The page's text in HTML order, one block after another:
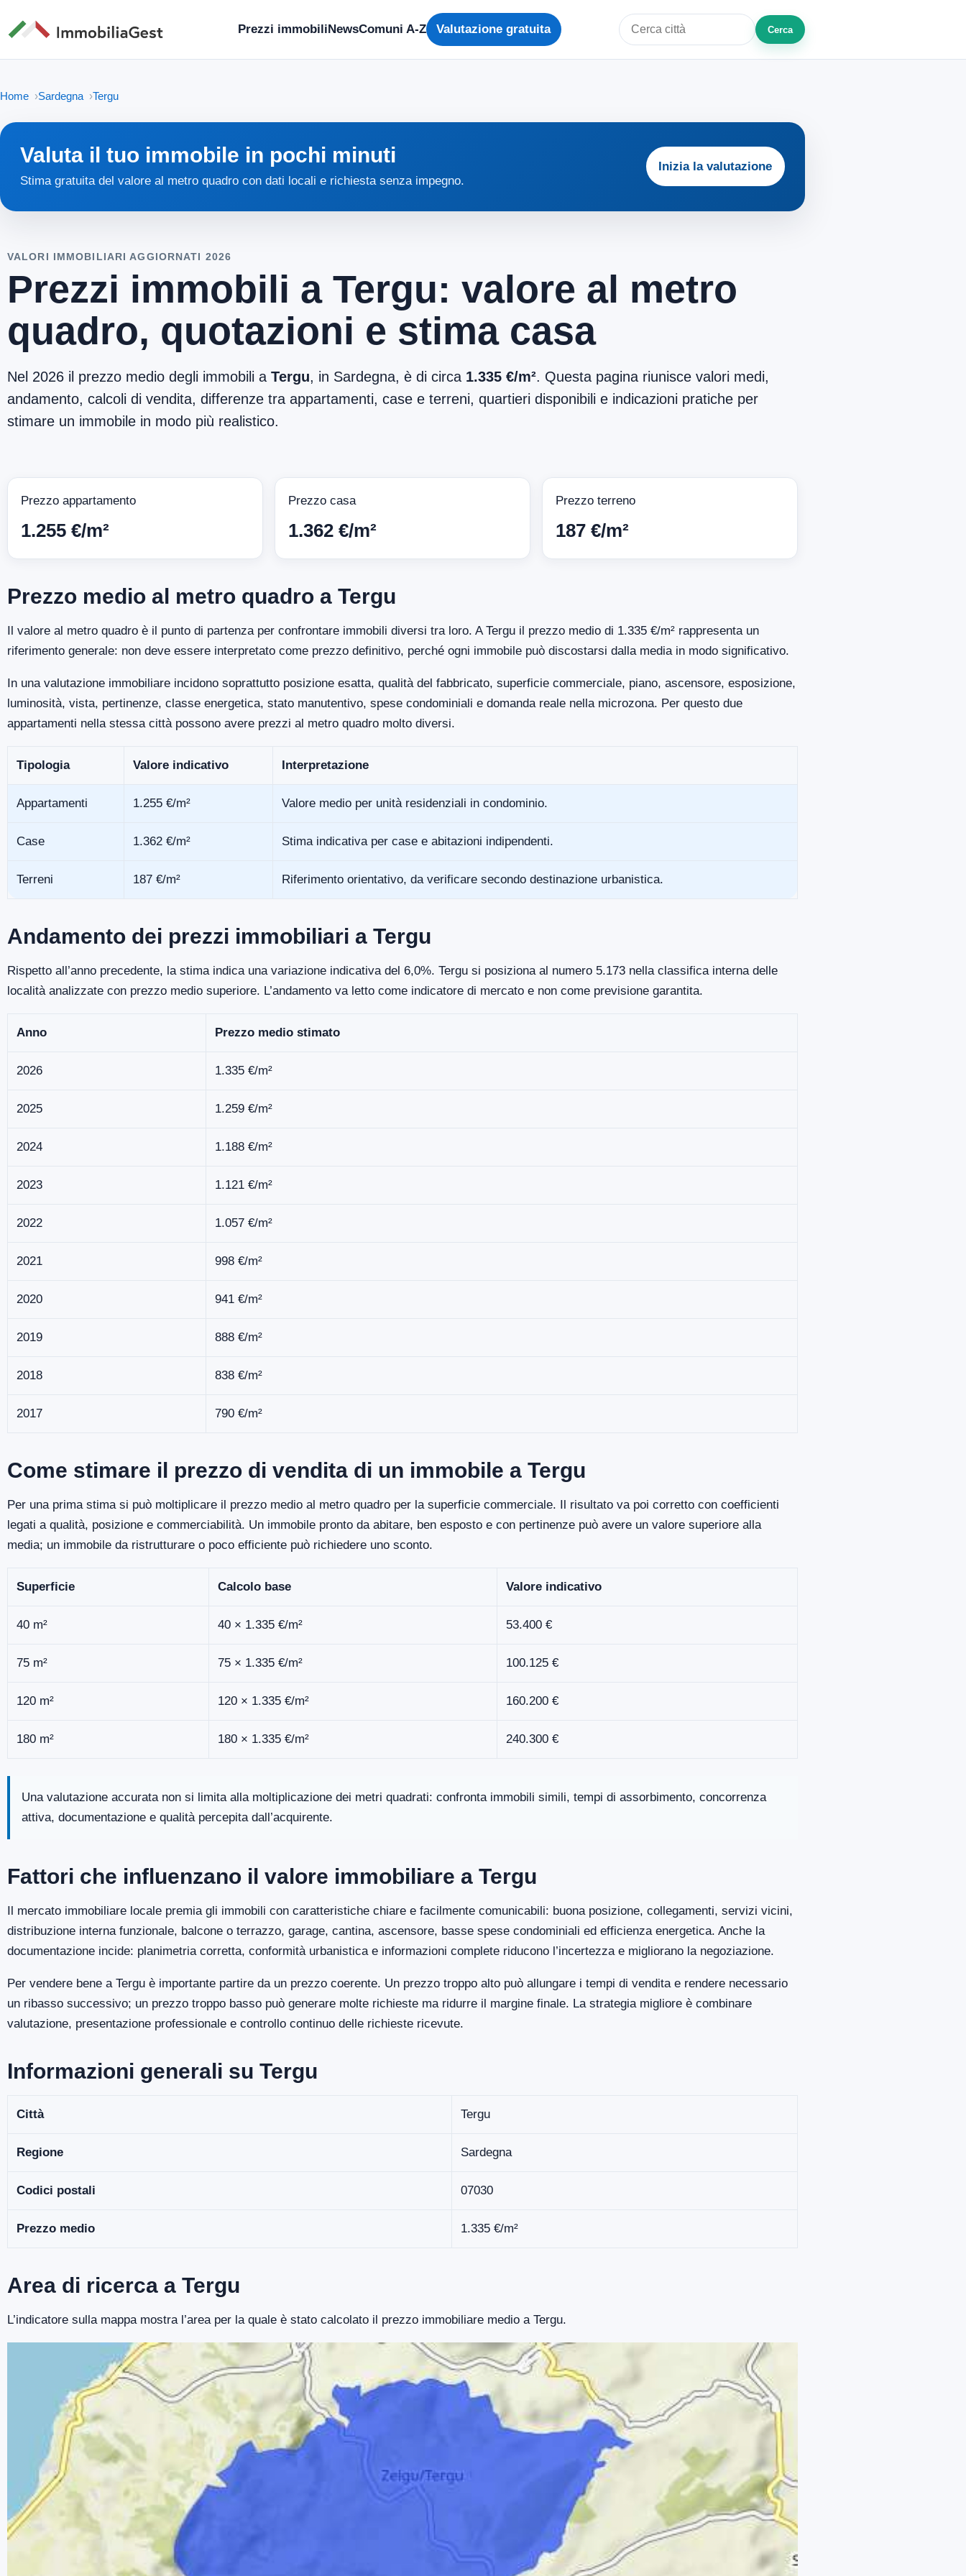
Prezzi immobiliNewsComuni A-Z Valutazione gratuita
Cerca città o zona
Cerca
Home Sardegna Tergu
Valuta il tuo immobile in pochi minuti
Stima gratuita del valore al metro quadro con dati locali e richiesta senza impegno.
Inizia la valutazione
VALORI IMMOBILIARI AGGIORNATI 2026
Prezzi immobili a Tergu: valore al metro
quadro, quotazioni e stima casa
Nel 2026 il prezzo medio degli immobili a Tergu, in Sardegna, è di circa 1.335 €/m². Questa pagina riunisce valori medi,
andamento, calcoli di vendita, differenze tra appartamenti, case e terreni, quartieri disponibili e indicazioni pratiche per
stimare un immobile in modo più realistico.
Prezzo appartamento
1.255 €/m²
Prezzo casa
1.362 €/m²
Prezzo terreno
187 €/m²
Prezzo medio al metro quadro a Tergu
Il valore al metro quadro è il punto di partenza per confrontare immobili diversi tra loro. A Tergu il prezzo medio di 1.335 €/m² rappresenta un
riferimento generale: non deve essere interpretato come prezzo definitivo, perché ogni immobile può discostarsi dalla media in modo significativo.
In una valutazione immobiliare incidono soprattutto posizione esatta, qualità del fabbricato, superficie commerciale, piano, ascensore, esposizione,
luminosità, vista, pertinenze, classe energetica, stato manutentivo, spese condominiali e domanda reale nella microzona. Per questo due
appartamenti nella stessa città possono avere prezzi al metro quadro molto diversi.
Tipologia Valore indicativo Interpretazione
Appartamenti 1.255 €/m² Valore medio per unità residenziali in condominio.
Case 1.362 €/m² Stima indicativa per case e abitazioni indipendenti.
Terreni 187 €/m² Riferimento orientativo, da verificare secondo destinazione urbanistica.
Andamento dei prezzi immobiliari a Tergu
Rispetto all’anno precedente, la stima indica una variazione indicativa del 6,0%. Tergu si posiziona al numero 5.173 nella classifica interna delle
località analizzate con prezzo medio superiore. L’andamento va letto come indicatore di mercato e non come previsione garantita.
Anno Prezzo medio stimato
2026 1.335 €/m²
2025 1.259 €/m²
2024 1.188 €/m²
2023 1.121 €/m²
2022 1.057 €/m²
2021 998 €/m²
2020 941 €/m²
2019 888 €/m²
2018 838 €/m²
2017 790 €/m²
Come stimare il prezzo di vendita di un immobile a Tergu
Per una prima stima si può moltiplicare il prezzo medio al metro quadro per la superficie commerciale. Il risultato va poi corretto con coefficienti
legati a qualità, posizione e commerciabilità. Un immobile pronto da abitare, ben esposto e con pertinenze può avere un valore superiore alla
media; un immobile da ristrutturare o poco efficiente può richiedere uno sconto.
Superficie Calcolo base Valore indicativo
40 m² 40 × 1.335 €/m² 53.400 €
75 m² 75 × 1.335 €/m² 100.125 €
120 m² 120 × 1.335 €/m² 160.200 €
180 m² 180 × 1.335 €/m² 240.300 €
Una valutazione accurata non si limita alla moltiplicazione dei metri quadrati: confronta immobili simili, tempi di assorbimento, concorrenza
attiva, documentazione e qualità percepita dall’acquirente.
Fattori che influenzano il valore immobiliare a Tergu
Il mercato immobiliare locale premia gli immobili con caratteristiche chiare e facilmente comunicabili: buona posizione, collegamenti, servizi vicini,
distribuzione interna funzionale, balcone o terrazzo, garage, cantina, ascensore, basse spese condominiali ed efficienza energetica. Anche la
documentazione incide: planimetria corretta, conformità urbanistica e informazioni complete riducono l’incertezza e migliorano la negoziazione.
Per vendere bene a Tergu è importante partire da un prezzo coerente. Un prezzo troppo alto può allungare i tempi di vendita e rendere necessario
un ribasso successivo; un prezzo troppo basso può generare molte richieste ma ridurre il margine finale. La strategia migliore è combinare
valutazione, presentazione professionale e controllo continuo delle richieste ricevute.
Informazioni generali su Tergu
Città Tergu
Regione Sardegna
Codici postali 07030
Prezzo medio 1.335 €/m²
Area di ricerca a Tergu
L’indicatore sulla mappa mostra l’area per la quale è stato calcolato il prezzo immobiliare medio a Tergu.